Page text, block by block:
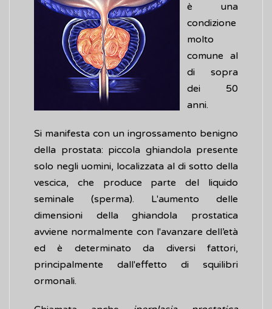
è una
condizione
molto
comune al
di sopra
dei 50
anni.
Si manifesta con un ingrossamento benigno
della prostata: piccola ghiandola presente
solo negli uomini, localizzata al di sotto della
vescica, che produce parte del liquido
seminale (sperma). L'aumento delle
dimensioni della ghiandola prostatica
avviene normalmente con l'avanzare dell’età
ed è determinato da diversi fattori,
principalmente dall'effetto di squilibri
ormonali.